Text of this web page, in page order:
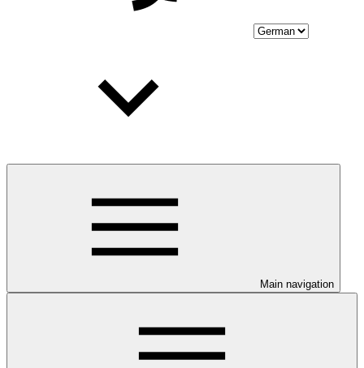
Main navigation